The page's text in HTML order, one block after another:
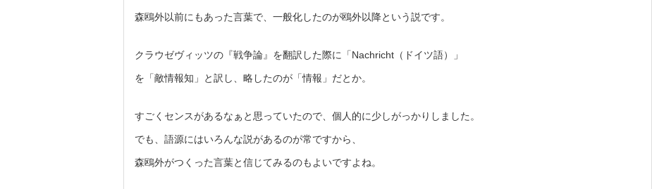
森鴎外以前にもあった言葉で、一般化したのが鴎外以降という説です。
クラウゼヴィッツの『戦争論』を翻訳した際に「Nachricht（ドイツ語）」
を「敵情報知」と訳し、略したのが「情報」だとか。
すごくセンスがあるなぁと思っていたので、個人的に少しがっかりしました。
でも、語源にはいろんな説があるのが常ですから、
森鴎外がつくった言葉と信じてみるのもよいですよね。